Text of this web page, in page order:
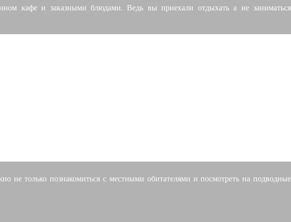
кафе и заказными блюдами. Ведь вы приехали отдыхать а не заниматься
не только познакомиться с местными обитателями и посмотреть на подводные